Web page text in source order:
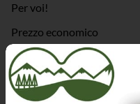
Per voi!
Prezzo economico